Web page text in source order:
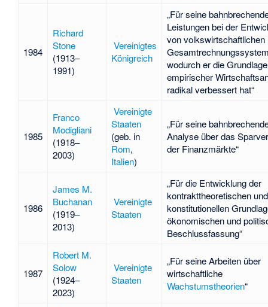
1984
Richard
Stone
(1913–
1991)
Vereinigtes
Königreich
„Für seine
Leistungen bei der
von volkswirtschaftlichen
wodurch er die Grundlage
empirischer
radikal verbessert hat“
1985
Franco
Modigliani
(1918–
2003)
Vereinigte
Staaten
(geb. in
Rom,
Italien)
„Für seine
Analyse über das
der Finanzmärkte“
1986
James M.
Buchanan
(1919–
2013)
Vereinigte
Staaten
„Für die Entwicklung der
kontrakttheoretischen und
konstitutionellen
ökonomischen und
Beschlussfassung“
1987
Robert M.
Solow
(1924–
2023)
Vereinigte
Staaten
„Für seine Arbeiten über
wirtschaftliche
Wachstumstheorien“